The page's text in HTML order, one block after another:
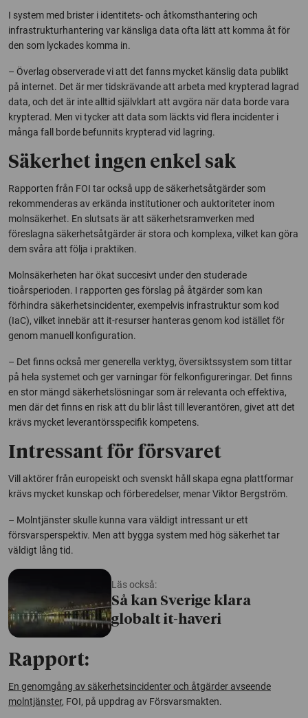
I system med brister i identitets- och åtkomsthantering och
infrastrukturhantering var känsliga data ofta lätt att komma åt för
den som lyckades komma in.
– Överlag observerade vi att det fanns mycket känslig data publikt
på internet. Det är mer tidskrävande att arbeta med krypterad lagrad
data, och det är inte alltid självklart att avgöra när data borde vara
krypterad. Men vi tycker att data som läckts vid flera incidenter i
många fall borde befunnits krypterad vid lagring.
Säkerhet ingen enkel sak
Rapporten från FOI tar också upp de säkerhetsåtgärder som
rekommenderas av erkända institutioner och auktoriteter inom
molnsäkerhet. En slutsats är att säkerhetsramverken med
föreslagna säkerhetsåtgärder är stora och komplexa, vilket kan göra
dem svåra att följa i praktiken.
Molnsäkerheten har ökat succesivt under den studerade
tioårsperioden. I rapporten ges förslag på åtgärder som kan
förhindra säkerhetsincidenter, exempelvis infrastruktur som kod
(IaC), vilket innebär att it-resurser hanteras genom kod istället för
genom manuell konfiguration.
– Det finns också mer generella verktyg, översiktssystem som tittar
på hela systemet och ger varningar för felkonfigureringar. Det finns
en stor mängd säkerhetslösningar som är relevanta och effektiva,
men där det finns en risk att du blir låst till leverantören, givet att det
krävs mycket leverantörsspecifik kompetens.
Intressant för försvaret
Vill aktörer från europeiskt och svenskt håll skapa egna plattformar
krävs mycket kunskap och förberedelser, menar Viktor Bergström.
– Molntjänster skulle kunna vara väldigt intressant ur ett
försvarsperspektiv. Men att bygga system med hög säkerhet tar
väldigt lång tid.
Läs också:
Så kan Sverige klara
globalt it-haveri
Rapport:
En genomgång av säkerhetsincidenter och åtgärder avseende
molntjänster, FOI, på uppdrag av Försvarsmakten.